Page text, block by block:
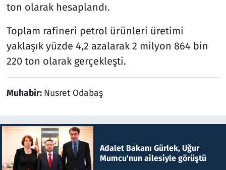
ton olarak hesaplandı.
Toplam rafineri petrol ürünleri üretimi
yaklaşık yüzde 4,2 azalarak 2 milyon 864 bin
220 ton olarak gerçekleşti.
Muhabir: Nusret Odabaş
Adalet Bakanı Gürlek, Uğur
Mumcu'nun ailesiyle görüştü